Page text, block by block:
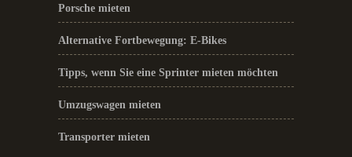
Porsche mieten
Alternative Fortbewegung: E-Bikes
Tipps, wenn Sie eine Sprinter mieten möchten
Umzugswagen mieten
Transporter mieten